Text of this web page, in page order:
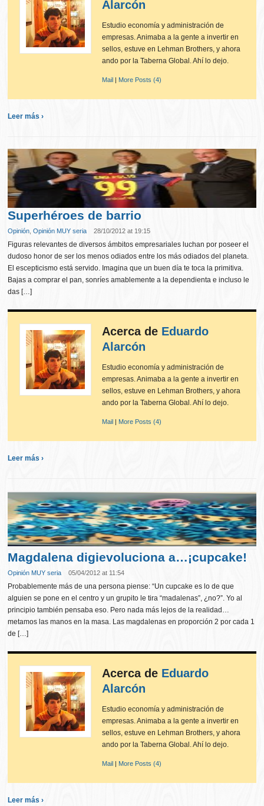
Alarcón
Estudio economía y administración de
empresas. Animaba a la gente a invertir en
sellos, estuve en Lehman Brothers, y ahora
ando por la Taberna Global. Ahí lo dejo.
Mail | More Posts (4)
Leer más ›
Superhéroes de barrio
Opinión ,Opinión MUY seria 28/10/2012 at 19:15
Figuras relevantes de diversos ámbitos empresariales luchan por poseer el
dudoso honor de ser los menos odiados entre los más odiados del planeta.
El escepticismo está servido. Imagina que un buen día te toca la primitiva.
Bajas a comprar el pan, sonríes amablemente a la dependienta e incluso le
das […]
Acerca de Eduardo
Alarcón
Estudio economía y administración de
empresas. Animaba a la gente a invertir en
sellos, estuve en Lehman Brothers, y ahora
ando por la Taberna Global. Ahí lo dejo.
Mail | More Posts (4)
Leer más ›
Magdalena digievoluciona a…¡cupcake!
Opinión MUY seria 05/04/2012 at 11:54
Probablemente más de una persona piense: “Un cupcake es lo de que
alguien se pone en el centro y un grupito le tira “madalenas”, ¿no?”. Yo al
principio también pensaba eso. Pero nada más lejos de la realidad…
metamos las manos en la masa. Las magdalenas en proporción 2 por cada 1
de […]
Acerca de Eduardo
Alarcón
Estudio economía y administración de
empresas. Animaba a la gente a invertir en
sellos, estuve en Lehman Brothers, y ahora
ando por la Taberna Global. Ahí lo dejo.
Mail | More Posts (4)
Leer más ›